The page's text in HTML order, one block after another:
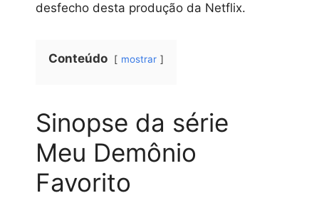
desfecho desta produção da Netflix.
Conteúdo mostrar
Sinopse da série
Meu Demônio
Favorito